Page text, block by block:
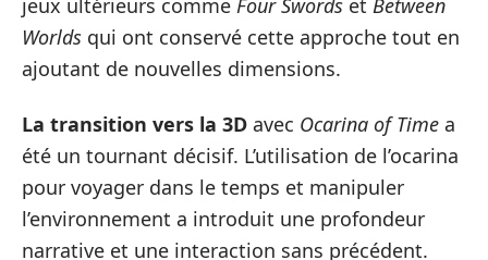
jeux ultérieurs comme Four Swords et Between
Worlds qui ont conservé cette approche tout en
ajoutant de nouvelles dimensions.
La transition vers la 3D avec Ocarina of Time a
été un tournant décisif. L’utilisation de l’ocarina
pour voyager dans le temps et manipuler
l’environnement a introduit une profondeur
narrative et une interaction sans précédent.